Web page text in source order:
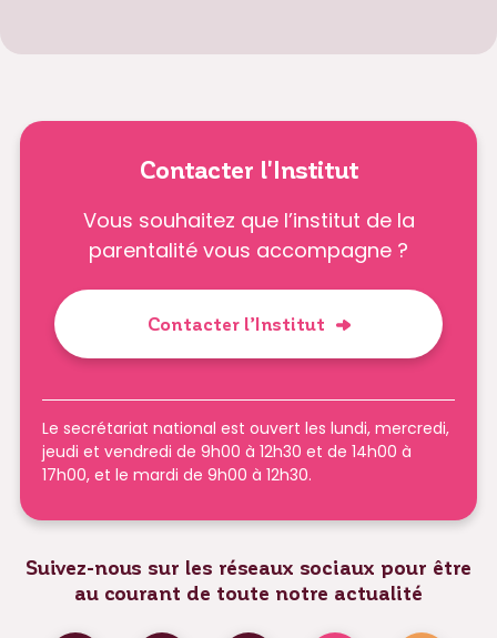
Contacter l'Institut
Vous souhaitez que l’institut de la
parentalité vous accompagne ?
Contacter l’Institut
Le secrétariat national est ouvert les lundi, mercredi,
jeudi et vendredi de 9h00 à 12h30 et de 14h00 à
17h00, et le mardi de 9h00 à 12h30.
Suivez-nous sur les réseaux sociaux pour être
au courant de toute notre actualité